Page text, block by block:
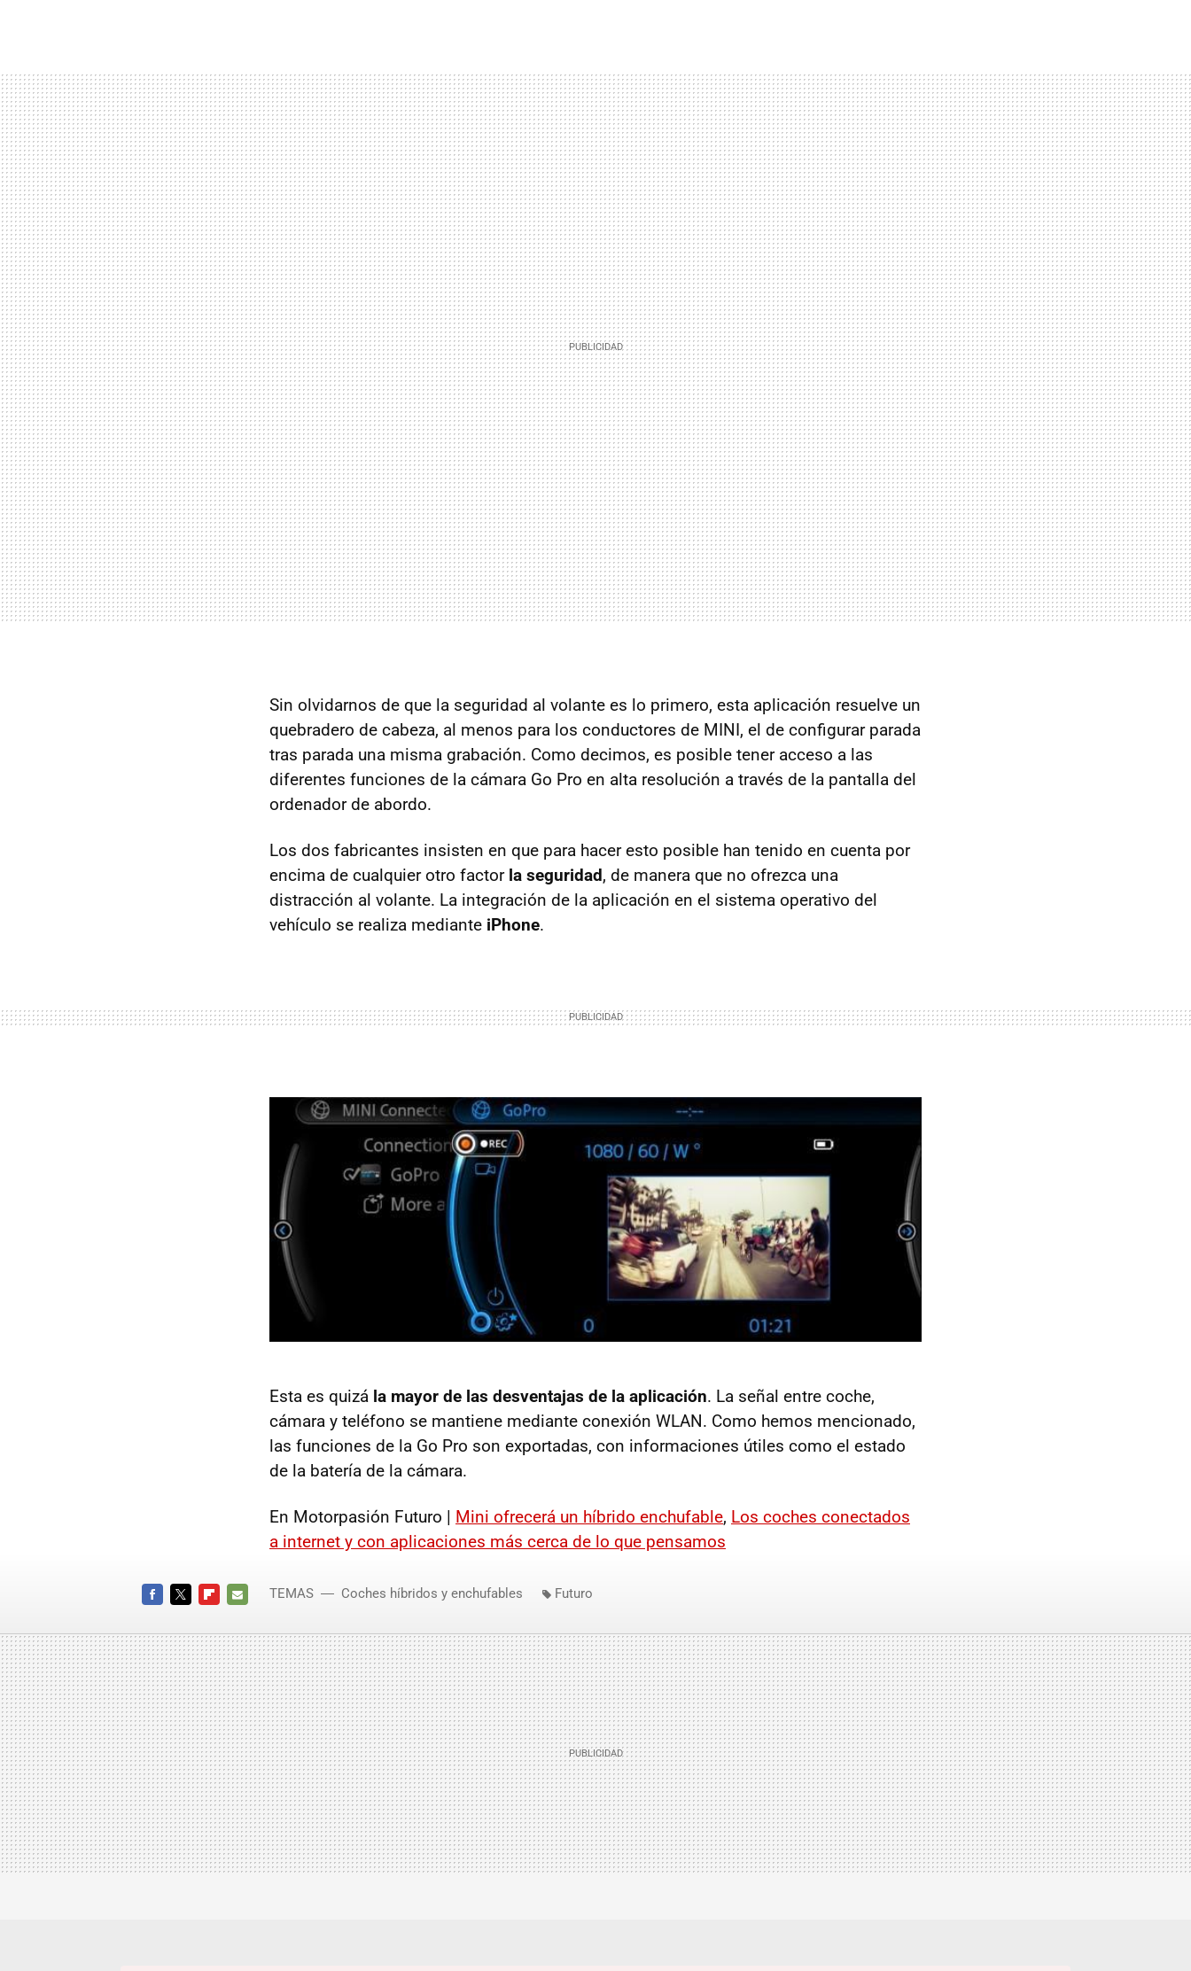
Sin olvidarnos de que la seguridad al volante es lo primero, esta aplicación resuelve un
quebradero de cabeza, al menos para los conductores de MINI, el de configurar parada
tras parada una misma grabación. Como decimos, es posible tener acceso a las
diferentes funciones de la cámara Go Pro en alta resolución a través de la pantalla del
ordenador de abordo.
Los dos fabricantes insisten en que para hacer esto posible han tenido en cuenta por
encima de cualquier otro factor la seguridad, de manera que no ofrezca una
distracción al volante. La integración de la aplicación en el sistema operativo del
vehículo se realiza mediante iPhone.
Esta es quizá la mayor de las desventajas de la aplicación. La señal entre coche,
cámara y teléfono se mantiene mediante conexión WLAN. Como hemos mencionado,
las funciones de la Go Pro son exportadas, con informaciones útiles como el estado
de la batería de la cámara.
En Motorpasión Futuro | Mini ofrecerá un híbrido enchufable, Los coches conectados
a internet y con aplicaciones más cerca de lo que pensamos
MAIL
TEMAS Coches híbridos y enchufables Futuro